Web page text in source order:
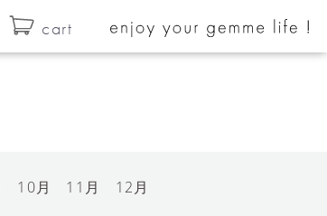
cart
10月 11月 12月